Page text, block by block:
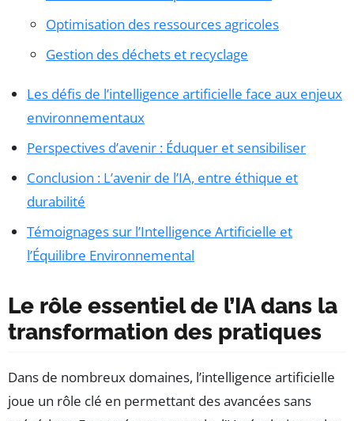
Optimisation des ressources agricoles
Gestion des déchets et recyclage
Les défis de l’intelligence artificielle face aux enjeux
environnementaux
Perspectives d’avenir : Éduquer et sensibiliser
Conclusion : L’avenir de l’IA, entre éthique et
durabilité
Témoignages sur l’Intelligence Artificielle et
l’Équilibre Environnemental
Le rôle essentiel de l’IA dans la
transformation des pratiques
Dans de nombreux domaines, l’intelligence artificielle
joue un rôle clé en permettant des avancées sans